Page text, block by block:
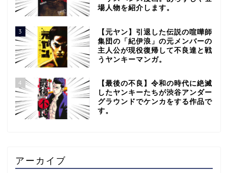
場人物を紹介します。
3
【元ヤン】引退した伝説の喧嘩師
集団の「紀伊浪」の元メンバーの
主人公が現役復帰して不良達と戦
うヤンキーマンガ。
4
【最後の不良】令和の時代に絶滅
したヤンキーたちが渋谷アンダー
グラウンドでケンカをする作品で
す。
アーカイブ